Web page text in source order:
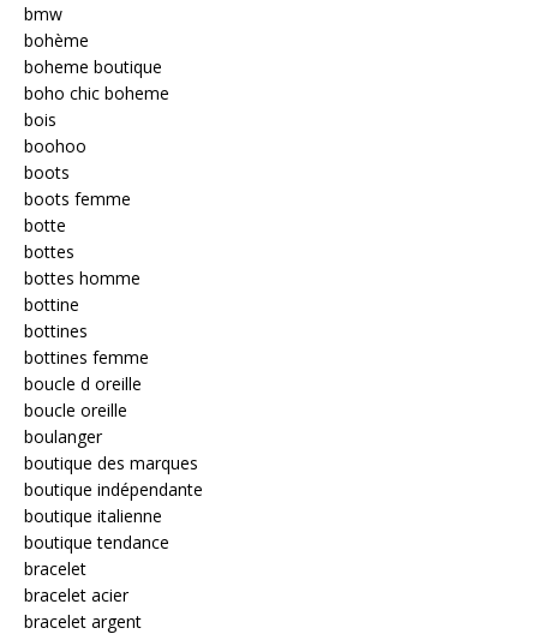
bmw
bohème
boheme boutique
boho chic boheme
bois
boohoo
boots
boots femme
botte
bottes
bottes homme
bottine
bottines
bottines femme
boucle d oreille
boucle oreille
boulanger
boutique des marques
boutique indépendante
boutique italienne
boutique tendance
bracelet
bracelet acier
bracelet argent